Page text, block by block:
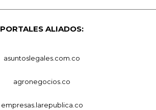
PORTALES ALIADOS:
asuntoslegales.com.co
agronegocios.co
empresas.larepublica.co